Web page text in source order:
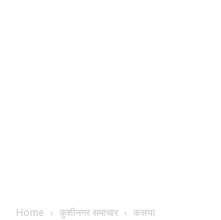
Home कुशीनगर समाचार कसया